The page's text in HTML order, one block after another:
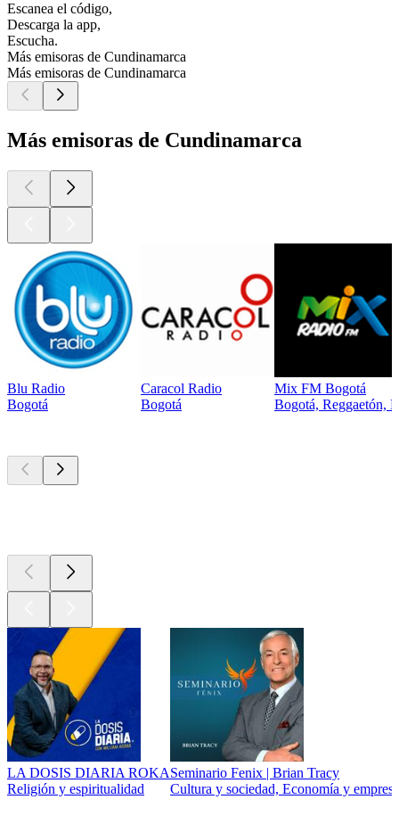
Escanea el código,
Descarga la app,
Escucha.
Más emisoras de Cundinamarca
Más emisoras de Cundinamarca
Más emisoras de Cundinamarca
Blu Radio
Bogotá
Caracol Radio
Bogotá
Mix FM Bogotá
Bogotá, Reggaetón,
LA DOSIS DIARIA ROKA
Religión y espiritualidad
Seminario Fenix | Brian Tracy
Cultura y sociedad, Economía y